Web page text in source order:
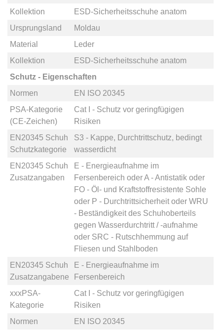
Kollektion
ESD-Sicherheitsschuhe anatom
Ursprungsland
Moldau
Material
Leder
Kollektion
ESD-Sicherheitsschuhe anatom
Schutz - Eigenschaften
Normen
EN ISO 20345
PSA-Kategorie
(CE-Zeichen)
Cat I - Schutz vor geringfügigen
Risiken
EN20345 Schuh
Schutzkategorie
S3 - Kappe, Durchtrittschutz, bedingt
wasserdicht
EN20345 Schuh
Zusatzangaben
E - Energieaufnahme im
Fersenbereich oderA - Antistatikoder
FO - Öl- und Kraftstoffresistente Sohle
oder P - Durchtrittsicherheitoder WRU
- Beständigkeit des Schuhoberteils
gegen Wasserdurchtritt / -aufnahme
oder SRC - Rutschhemmung auf
Fliesen und Stahlboden
EN20345 Schuh
Zusatzangabene
E - Energieaufnahme im
Fersenbereich
xxxPSA-
Kategorie
Cat I - Schutz vor geringfügigen
Risiken
Normen
EN ISO 20345